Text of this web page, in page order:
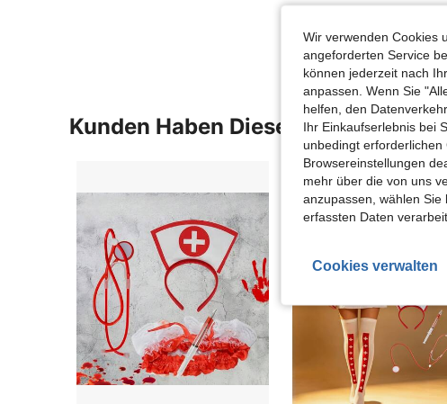
Kunden Haben Diese Artikel Auch
Wir verwenden Cookies
angeforderten Service
können jederzeit nach
anpassen. Wenn Sie
helfen, den
Ihr Einkaufserlebnis bei
unbedingt
Browsereinstellungen
mehr über die von uns
anzupassen, wählen
erfassten Daten
Cookies verwalten